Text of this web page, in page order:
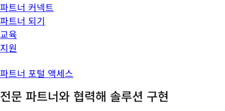
파트너 커넥트
파트너 되기
교육
지원
파트너 포털 액세스
전문 파트너와 협력해 솔루션 구현